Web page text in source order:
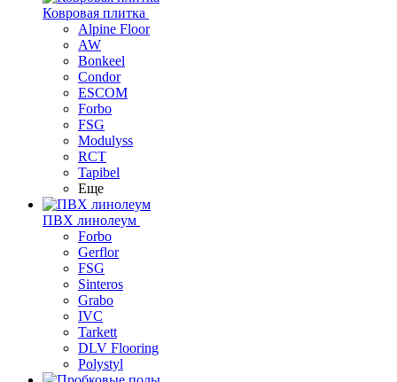
Ковровая плитка
Alpine Floor
AW
Bonkeel
Condor
ESCOM
Forbo
FSG
Modulyss
RCT
Tapibel
Еще
ПВХ линолеум
Forbo
Gerflor
FSG
Sinteros
Grabo
IVC
Tarkett
DLV Flooring
Polystyl